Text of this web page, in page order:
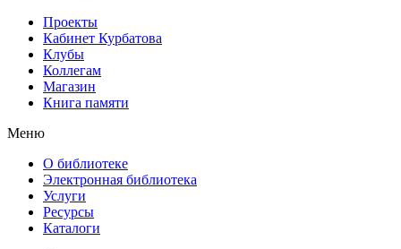
Проекты
Кабинет Курбатова
Клубы
Коллегам
Магазин
Книга памяти
Меню
О библиотеке
Электронная библиотека
Услуги
Ресурсы
Каталоги